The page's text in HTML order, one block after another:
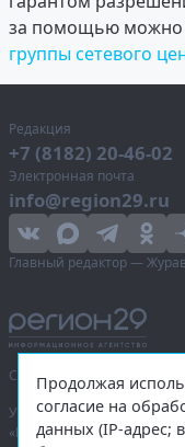
за помощью можно
группы сетевого
Редакция
+7 (8182) 20-46-02
Электронная почта
info@region29.ru
Главный редактор —
Сетевое издание
Учредитель — общество с
«Правда Севера».
Продолжая
согласие на
данных (IP-адрес;